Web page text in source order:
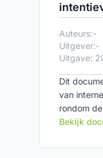
Auteurs:-
Uitgever:-
Uitgave:
Dit
van
rondom
een
Bekijk